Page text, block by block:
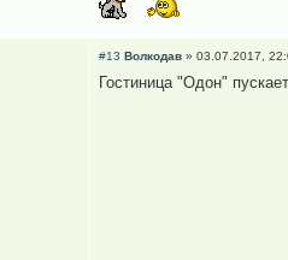
#13 Волкодав» 03.07.2017,
Гостиница "Одон"